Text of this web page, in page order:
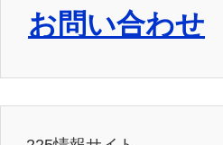
お問い合わせ